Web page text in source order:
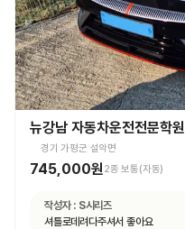
뉴강남 자동차운전전문학원
경기 가평군 설악면
745,000원2종 보통(자동)
작성자 : S시리즈
셔틀로데려다주셔서 좋아요